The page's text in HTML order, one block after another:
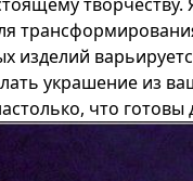
творчеству.
изделий
украшение из
что готовы